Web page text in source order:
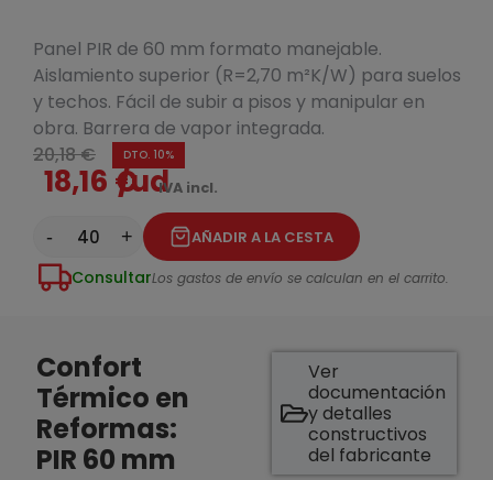
Panel PIR de 60 mm formato manejable.
Aislamiento superior (R=2,70 m²K/W) para suelos
y techos. Fácil de subir a pisos y manipular en
obra. Barrera de vapor integrada.
20,18 €
DTO. 10%
18,16 €/udIVA incl.
- + AÑADIR A LA CESTA
ConsultarLos gastos de envío se calculan en el carrito.
Confort
Térmico en
Reformas:
PIR 60 mm
Ver
documentación
y detalles
constructivos
del fabricante